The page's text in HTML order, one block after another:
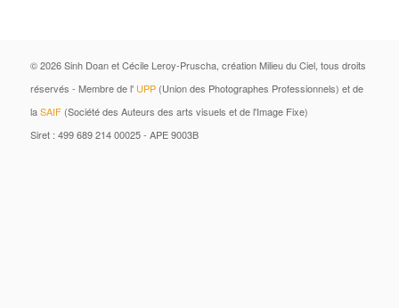
© 2026 Sinh Doan et Cécile Leroy-Pruscha, création Milieu du Ciel, tous droits
réservés - Membre de l' UPP(Union des Photographes Professionnels) et de
laSAIF(Société des Auteurs des arts visuels et de l'Image Fixe)
Siret : 499 689 214 00025 - APE 9003B